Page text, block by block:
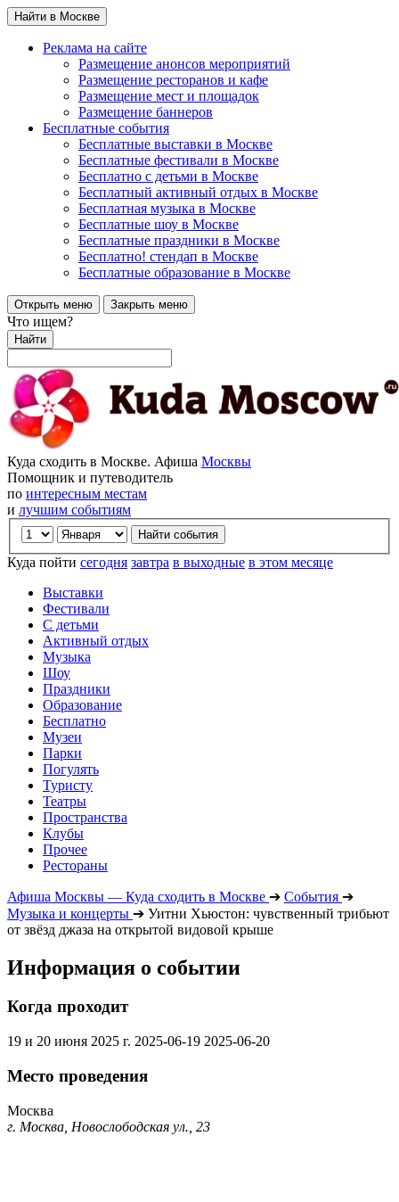
Найти в Москве
Реклама на сайте
Размещение анонсов мероприятий
Размещение ресторанов и кафе
Размещение мест и площадок
Размещение баннеров
Бесплатные события
Бесплатные выставки в Москве
Бесплатные фестивали в Москве
Бесплатно с детьми в Москве
Бесплатный активный отдых в Москве
Бесплатная музыка в Москве
Бесплатные шоу в Москве
Бесплатные праздники в Москве
Бесплатно! стендап в Москве
Бесплатные образование в Москве
Открыть меню Закрыть меню
Что ищем?
Найти
Куда сходить в Москве. Афиша Москвы
Помощник и путеводитель
по интересным местам
и лучшим событиям
Куда пойти сегодня завтра в выходные в этом месяце
Выставки
Фестивали
С детьми
Активный отдых
Музыка
Шоу
Праздники
Образование
Бесплатно
Музеи
Парки
Погулять
Туристу
Театры
Пространства
Клубы
Прочее
Рестораны
Афиша Москвы — Куда сходить в Москве ➔ События ➔
Музыка и концерты ➔ Уитни Хьюстон: чувственный трибьют
от звёзд джаза на открытой видовой крыше
Информация о событии
Когда проходит
19 и 20 июня 2025 г. 2025-06-19 2025-06-20
Место проведения
Москва
г. Москва, Новослободская ул., 23